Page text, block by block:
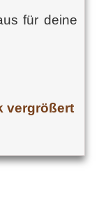
für deine
vergrößert